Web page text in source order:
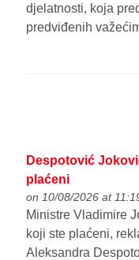
djelatnosti, koja
predviđenih
Despotović
plaćeni
on 10/08/2026 at
Ministre Vladimire
koji ste plaćeni,
Aleksandra